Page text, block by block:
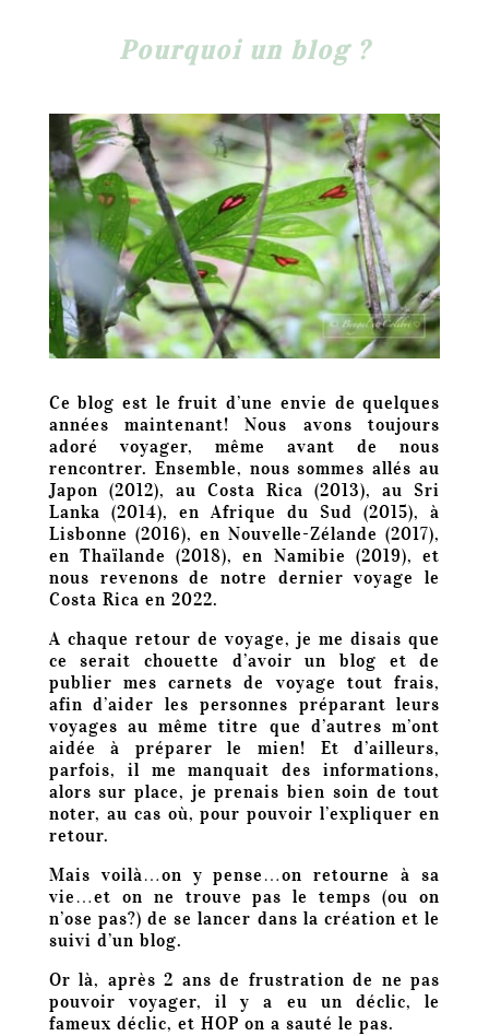
Pourquoi un blog ?
Ce blog est le fruit d’une envie de quelques
années maintenant! Nous avons toujours
adoré voyager, même avant de nous
rencontrer. Ensemble, nous sommes allés au
Japon (2012), au Costa Rica (2013), au Sri
Lanka (2014), en Afrique du Sud (2015), à
Lisbonne (2016), en Nouvelle-Zélande (2017),
en Thaïlande (2018), en Namibie (2019), et
nous revenons de notre dernier voyage le
Costa Rica en 2022.
A chaque retour de voyage, je me disais que
ce serait chouette d’avoir un blog et de
publier mes carnets de voyage tout frais,
afin d’aider les personnes préparant leurs
voyages au même titre que d’autres m’ont
aidée à préparer le mien! Et d’ailleurs,
parfois, il me manquait des informations,
alors sur place, je prenais bien soin de tout
noter, au cas où, pour pouvoir l’expliquer en
retour.
Mais voilà…on y pense…on retourne à sa
vie…et on ne trouve pas le temps (ou on
n’ose pas?) de se lancer dans la création et le
suivi d’un blog.
Or là, après 2 ans de frustration de ne pas
pouvoir voyager, il y a eu un déclic, le
fameux déclic, et HOP on a sauté le pas.